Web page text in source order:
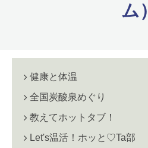
ム）
健康と体温
全国炭酸泉めぐり
教えてホットタブ！
Let's温活！ホッと♡Ta部